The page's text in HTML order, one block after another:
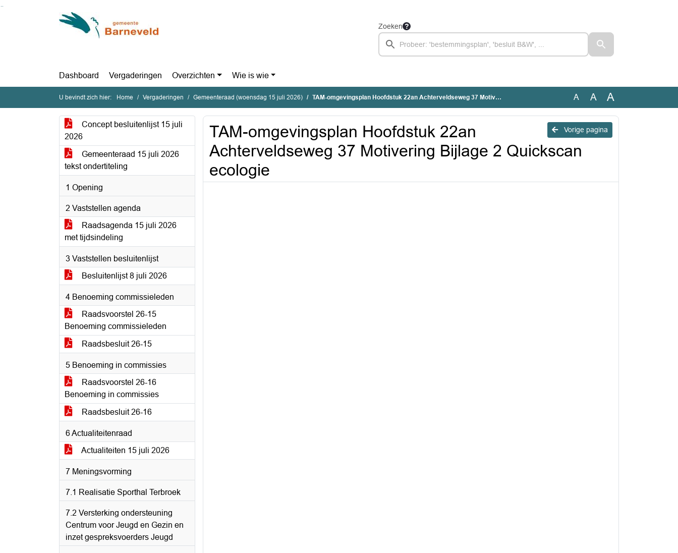
Ga naar de inhoud van deze pagina
Ga naar het zoeken
Zoeken
Dashboard Vergaderingen Overzichten Wie is wie
U bevindt zich hier: Home Vergaderingen Gemeenteraad (woensdag 15 juli 2026) TAM-omgevingsplan Hoofdstuk 22an Achterveldseweg 37 Motivering Bijlage 2 Quickscan ecologie A A A
Concept besluitenlijst 15 juli
2026
Gemeenteraad 15 juli 2026
tekst ondertiteling
1 Opening
2 Vaststellen agenda
Raadsagenda 15 juli 2026
met tijdsindeling
3 Vaststellen besluitenlijst
Besluitenlijst 8 juli 2026
4 Benoeming commissieleden
Raadsvoorstel 26-15
Benoeming commissieleden
Raadsbesluit 26-15
5 Benoeming in commissies
Raadsvoorstel 26-16
Benoeming in commissies
Raadsbesluit 26-16
6 Actualiteitenraad
Actualiteiten 15 juli 2026
7 Meningsvorming
7.1 Realisatie Sporthal Terbroek
7.2 Versterking ondersteuning
Centrum voor Jeugd en Gezin en
inzet gespreksvoerders Jeugd
Vorige pagina
TAM-omgevingsplan Hoofdstuk 22an
Achterveldseweg 37 Motivering Bijlage 2 Quickscan
ecologie